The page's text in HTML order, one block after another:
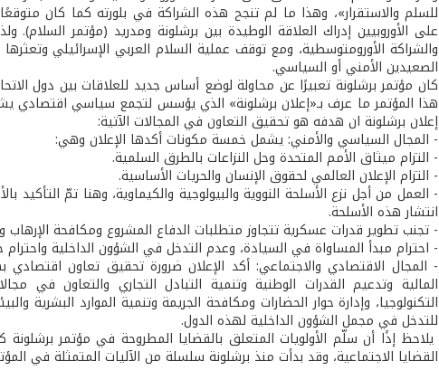
للسلم والاستقرار»، وهذا ما لم تنجح هذه الشراكة في بلورته كما كان
على الأوروبيين إدراك العلاقة الوطيدة بين برشلونة ومدريد (مؤتمر
والشراكة الأورومتوسطية، ومع توقف عملية السلام العربي الإسرائيلي
الصعيدين الأمني أو السياسي.
كان مؤتمر برشلونة تعبيرًا عن محاولة لوضع أساس جديد للعلاقات بين دول
هذا المؤتمر ما عرف بـ«إعلان برشلونة» الذي يؤسس لتجمع سياسي اقتصادي
إعلان برشلونة ان هدفه هو تحقيق التعاون في المجالات الآتية:
- المجال السياسي والأمني: يشمل خمسة مكونات أكدها الإعلان وهي:
- التزام ميثاق الأمم المتحدة وحل النزاعات بالطرق السلمية.
- التزام الإعلان العالمي لحقوق الإنسان والحريات الأساسية.
- العمل من أجل نزع الأسلحة النووية والبيولوجية والكيماوية، وهنا تمّ
انتشار هذه الأسلحة.
- تجنب تطوير قدرات عسكرية تتجاوز متطلبات الدفاع المشروع ومكافحة الإرهاب
- احترام مبدأ المساواة في السيادة، وعدم التدخل في الشؤون الداخلية
- المجال الاقتصادي والاجتماعي: أكد الإعلان ضرورة تحقيق تعاون
المالية وتدعيم القدرات الوطنية وتنمية التبادل التجاري والتعاون في
التكنولوجيا، وإدارة حوار الحضارات ومكافحة الجريمة وتنمية الموارد
للتدخل في مجمل الشؤون الداخلية لهذه الدول.
يلاحظ إذًا أن سلّم الأولويات المتعلق بالقضايا المطروحة في مؤتمر برشلونة
القضايا الاجتماعية، وقد بدأت منذ برشلونة سلسلة من الآليات المتمثلة في